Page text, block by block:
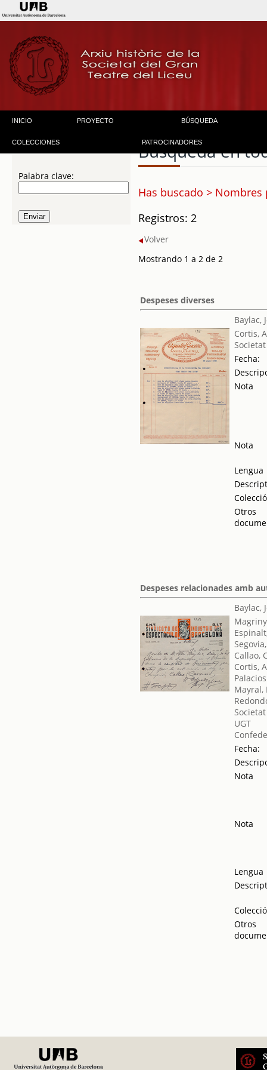
INICIO PROYECTO BÚSQUEDA
COLECCIONES PATROCINADORES
Palabra clave:
Búsqueda en
Has buscado >
Registros: 2
Volver
Mostrando 1 a 2 de 2
Despeses diverses
Baylac,
Cortis,
Fecha:
Nota
Nota
Lengua
Otros
Despeses relacionades amb
Baylac,
Callao,
Cortis,
Mayral,
UGT
Fecha:
Nota
Nota
Lengua
Otros